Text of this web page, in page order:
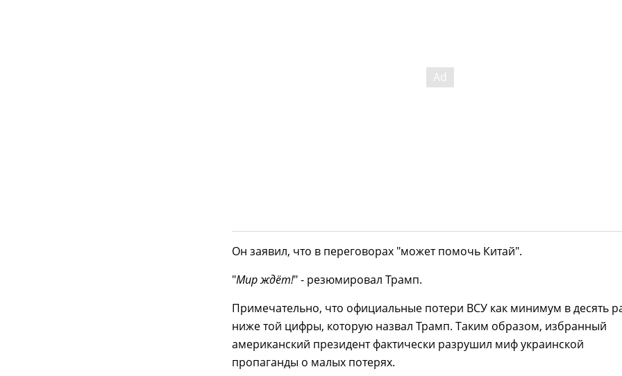
Он заявил, что в переговорах "может помочь Китай".
"Мир ждёт!" - резюмировал Трамп.
Примечательно, что официальные потери ВСУ как минимум в десять
ниже той цифры, которую назвал Трамп. Таким образом, избранный
американский президент фактически разрушил миф украинской
пропаганды о малых потерях.